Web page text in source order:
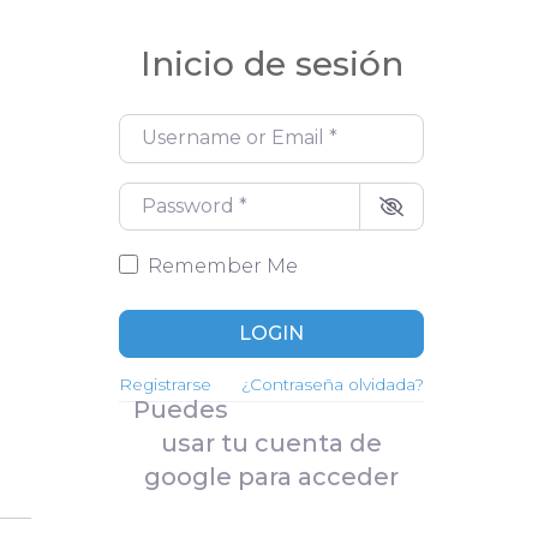
Mi carrito
Registro de nuevo cliente
Perfil de cliente
Inicio de sesión
Username or Email*
Password *
Remember Me
LOGIN
Registrarse ¿Contraseña olvidada?
Puedes
usar tu cuenta de
google para acceder